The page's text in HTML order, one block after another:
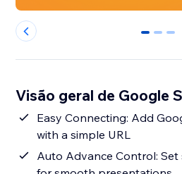
0 1 2
Visão geral de Google
Easy Connecting: Add
with a simple URL
Auto Advance Control: